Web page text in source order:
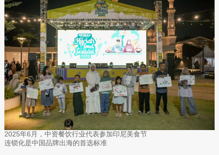
2025年6月，中资餐饮行业代表参加印尼美食节
连锁化是中国品牌出海的首选标准